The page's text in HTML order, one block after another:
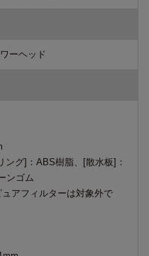
ーヘッド
グ]：ABS樹脂、[散水板]：
ンゴム
アフィルターは対象外で